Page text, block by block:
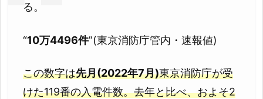
る。
“10万4496件”(東京消防庁管内・速報値)
この数字は先月(2022年7月)東京消防庁が受
けた119番の入電件数。去年と比べ、およそ2